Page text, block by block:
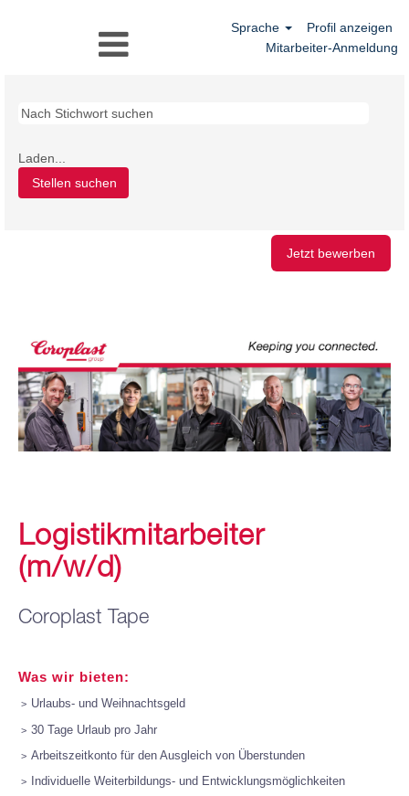
Sprache
Profil anzeigen
Mitarbeiter-Anmeldung
Laden...
Jetzt bewerben
Logistikmitarbeiter
(m/w/d)
Coroplast Tape
Was wir bieten:
Urlaubs- und Weihnachtsgeld
30 Tage Urlaub pro Jahr
Arbeitszeitkonto für den Ausgleich von Überstunden
Individuelle Weiterbildungs- und Entwicklungsmöglichkeiten